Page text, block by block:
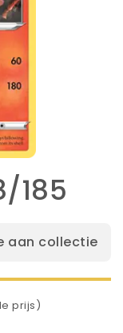
185
aan collectie
prijs)